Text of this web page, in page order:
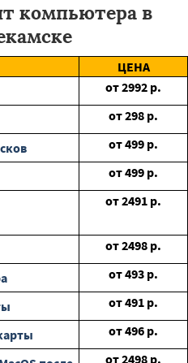
компьютера в
ЦЕНА
от2992 р.
от298 р.
от499 р.
от499 р.
от2491 р.
от2498 р.
от493 р.
от491 р.
от496 р.
от2498 р.